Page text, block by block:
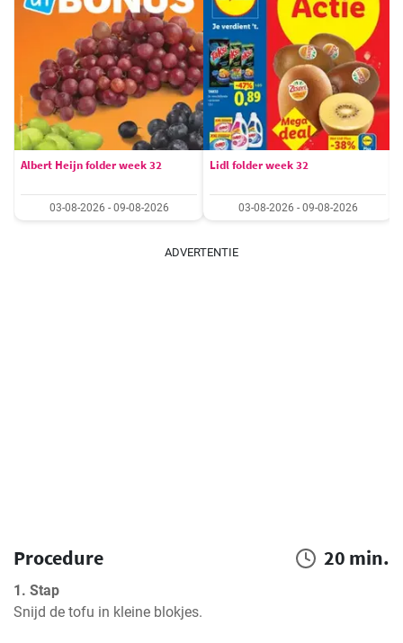
Albert Heijn folder week 32
03-08-2026 - 09-08-2026
Lidl folder week 32
03-08-2026 - 09-08-2026
ADVERTENTIE
Procedure 20 min.
1. Stap
Snijd de tofu in kleine blokjes.